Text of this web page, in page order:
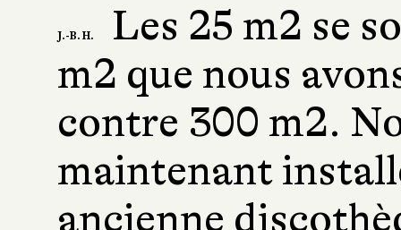
J.-B. H.
Les 25 m2 se
m2 que nous
contre 300 m2.
maintenant
ancienne